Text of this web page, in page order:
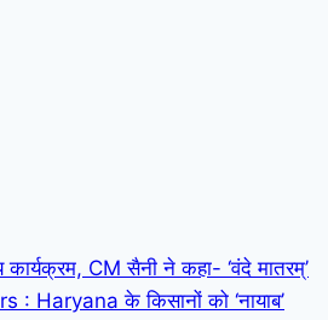
CM सैनी ने कहा- ‘वंदे मातरम्’
Haryana के किसानों को ‘नायाब’